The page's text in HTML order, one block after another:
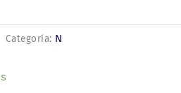
Categoría: N